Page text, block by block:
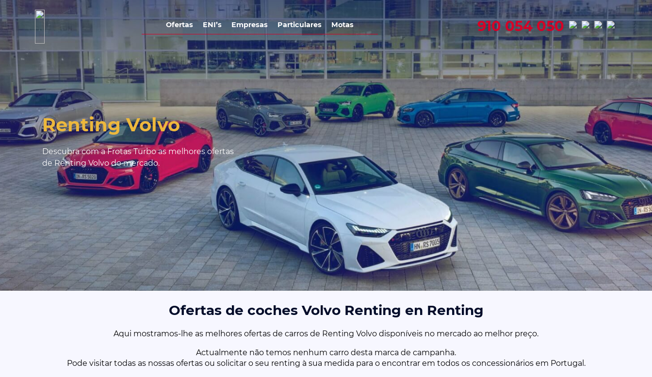
Ofertas ENI’s Empresas Particulares Motas 910 054 050
Renting Volvo
Descubra com a Frotas Turbo as melhores ofertas
de Renting Volvo do mercado.
Ofertas de coches Volvo Renting en Renting
Aqui mostramos-lhe as melhores ofertas de carros de Renting Volvo disponíveis no mercado ao melhor preço.
Actualmente não temos nenhum carro desta marca de campanha.
Pode visitar todas as nossas ofertas ou solicitar o seu renting à sua medida para o encontrar em todos os concessionários em Portugal.